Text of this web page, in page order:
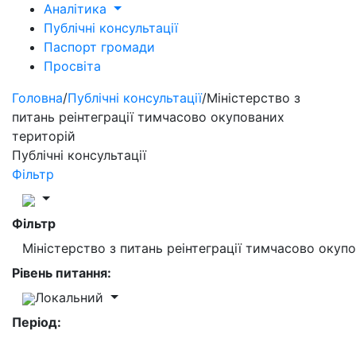
Аналітика
Публічні консультації
Паспорт громади
Просвіта
Головна/Публічні консультації/Міністерство з
питань реінтеграції тимчасово окупованих
територій
Публічні консультації
Фільтр
Фільтр
Міністерство з питань реінтеграції тимчасово
Рівень питання:
Локальний
Період: